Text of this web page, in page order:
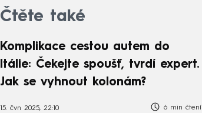
Čtěte také
Komplikace cestou autem do
Itálie: Čekejte spoušť, tvrdí expert.
Jak se vyhnout kolonám?
15. čvn 2025, 22:10 6 min čtení